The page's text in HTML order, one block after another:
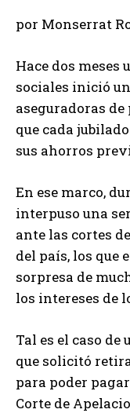
por Monserrat
Hace dos meses
sociales inició
aseguradoras
que cada
sus ahorros
En ese marco,
interpuso una
ante las cortes
del país, los que
sorpresa de
los intereses de
Tal es el caso
que solicitó
para poder
Corte de